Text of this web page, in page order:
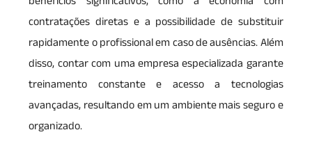
contratações diretas e a possibilidade de substituir
rapidamente o profissional em caso de ausências. Além
disso, contar com uma empresa especializada garante
treinamento constante e acesso a tecnologias
avançadas, resultando em um ambiente mais seguro e
organizado.